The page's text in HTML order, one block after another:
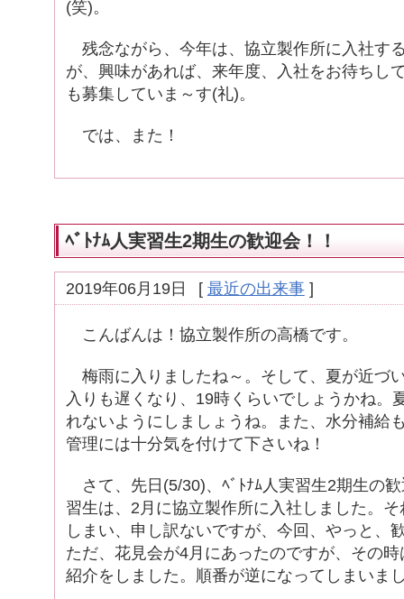
(笑)。
残念ながら、今年は、協立製作所に入社す
が、興味があれば、来年度、入社をお待ちし
も募集していま～す(礼)。
では、また！
ﾍﾞﾄﾅﾑ人実習生2期生の歓迎会！！
2019年06月19日 [ 最近の出来事]
こんばんは！協立製作所の高橋です。
梅雨に入りましたね～。そして、夏が近づ
入りも遅くなり、19時くらいでしょうかね。
れないようにしましょうね。また、水分補給
管理には十分気を付けて下さいね！
さて、先日(5/30)、ﾍﾞﾄﾅﾑ人実習生2期生の
習生は、2月に協立製作所に入社しました。
しまい、申し訳ないですが、今回、やっと、
ただ、花見会が4月にあったのですが、その
紹介をしました。順番が逆になってしまいま